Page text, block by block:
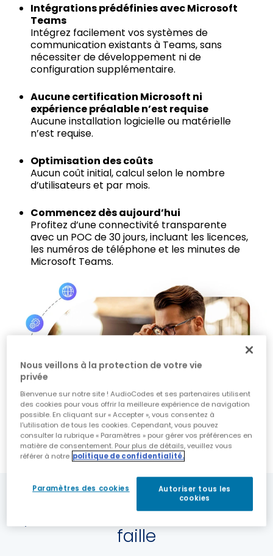
Intégrations prédéfinies avec Microsoft
Teams
Intégrez facilement vos systèmes de
communication existants à Teams, sans
nécessiter de développement ni de
configuration supplémentaire.
Aucune certification Microsoft ni
expérience préalable n’est requise
Aucune installation logicielle ou matérielle
n’est requise.
Optimisation des coûts
Aucun coût initial, calcul selon le nombre
d’utilisateurs et par mois.
Commencez dès aujourd’hui
Profitez d’une connectivité transparente
avec un POC de 30 jours, incluant les licences,
les numéros de téléphone et les minutes de
Microsoft Teams.
Voici votre solution intégrale
pour une connectivité sans
faille
Nous veillons à la protection de votre vie
privée
Bienvenue sur notre site ! AudioCodes et ses partenaires utilisent
des cookies pour vous offrir la meilleure expérience de navigation
possible. En cliquant sur « Accepter », vous consentez à
l'utilisation de tous les cookies. Cependant, vous pouvez
consulter la rubrique « Paramètres » pour gérer vos préférences en
matière de consentement. Pour plus de détails, veuillez vous
référer à notre politique de confidentialité.
Paramètres des cookies
Autoriser tous les
cookies